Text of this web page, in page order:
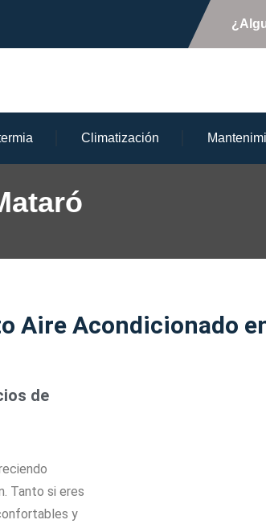
Climatización
Aire Acondicionado
de
Tanto si eres
y